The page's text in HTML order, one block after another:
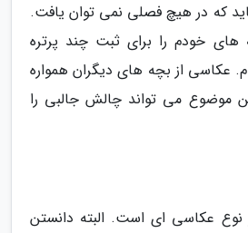
که در هیچ فصلی نمی توان یافت.
های خودم را برای ثبت چند پرتره
عکاسی از بچه های دیگران همواره
می تواند چالش جالبی را
نوع عکاسی ای است. البته دانستن